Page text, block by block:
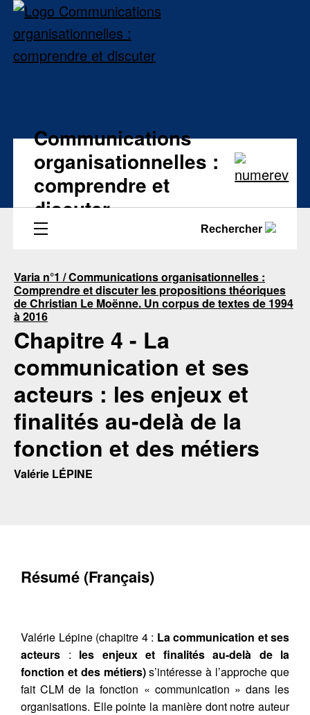
Communications
organisationnelles :
comprendre et
discuter
Rechercher
Varia n°1 / Communications organisationnelles :
Comprendre et discuter les propositions théoriques
de Christian Le Moënne. Un corpus de textes de 1994
à 2016
Chapitre 4 - La
communication et ses
acteurs : les enjeux et
finalités au-delà de la
fonction et des métiers
Valérie LÉPINE
Résumé (Français)
Valérie Lépine (chapitre 4 : La communication et ses
acteurs : les enjeux et finalités au-delà de la
fonction et des métiers)s’intéresse à l’approche que
fait CLM de la fonction « communication » dans les
organisations. Elle pointe la manière dont notre auteur